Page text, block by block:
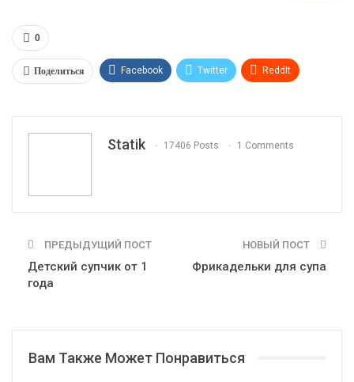
0
Поделиться Facebook Twitter ReddIt
Statik 17406 Posts 1 Comments
ПРЕДЫДУЩИЙ ПОСТ
Детский супчик от 1
года
НОВЫЙ ПОСТ
Фрикадельки для супа
Вам Также Может Понравиться